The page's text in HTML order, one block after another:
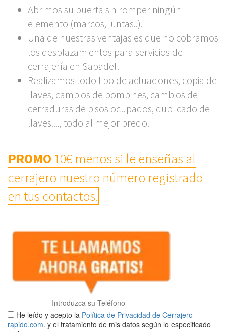
Abrimos su puerta sin romper ningún
elemento (marcos, juntas..).
Una de nuestras ventajas es que no cobramos
los desplazamientos para servicios de
cerrajería en Sabadell
Realizamos todo tipo de actuaciones, copia de
llaves, cambios de bombines, cambios de
cerraduras de pisos ocupados, duplicado de
llaves...., todo al mejor precio.
PROMO 10€ menos si le enseñas al
cerrajero nuestro número registrado
en tus contactos.
He leído y acepto la Política de Privacidad de Cerrajero-
rapido.com. y el tratamiento de mis datos según lo especificado